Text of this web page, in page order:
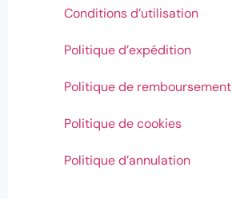
Conditions d’utilisation
Politique d’expédition
Politique de remboursement
Politique de cookies
Politique d’annulation